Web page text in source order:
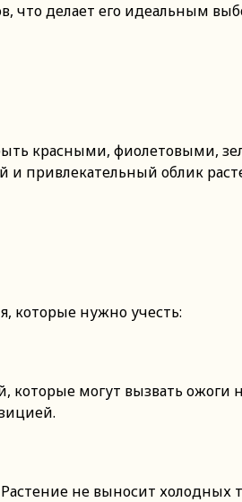
что делает его идеальным
красными, фиолетовыми,
привлекательный облик
которые нужно учесть:
могут вызвать ожоги
не выносит холодных